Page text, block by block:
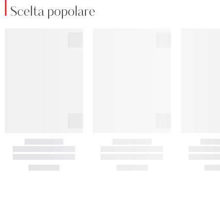
Scelta popolare